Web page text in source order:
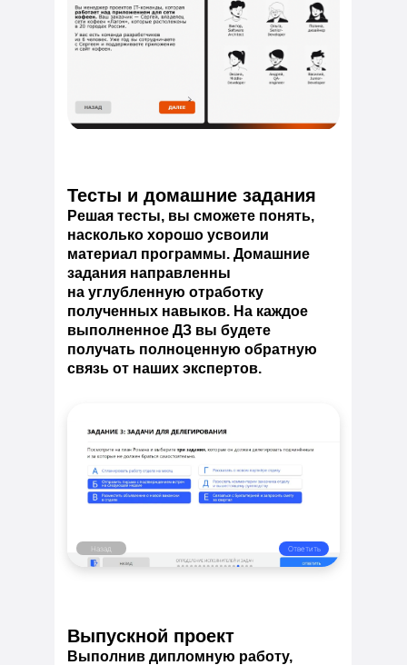
Тесты и домашние задания
Решая тесты, вы сможете понять,
насколько хорошо усвоили
материал программы. Домашние
задания направленны
на углубленную отработку
полученных навыков. На каждое
выполненное ДЗ вы будете
получать полноценную обратную
связь от наших экспертов.
Выпускной проект
Выполнив дипломную работу,
Ответить
Назад